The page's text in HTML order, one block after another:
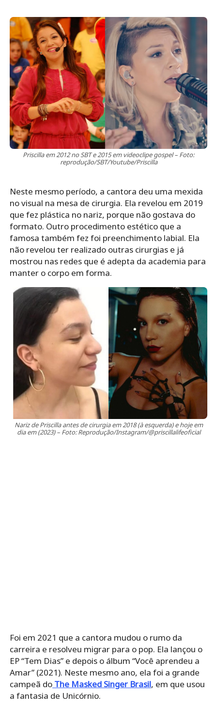
Priscilla em 2012 no SBT e 2015 em videoclipe gospel – Foto:
reprodução/SBT/Youtube/Priscilla
Neste mesmo período, a cantora deu uma mexida
no visual na mesa de cirurgia. Ela revelou em 2019
que fez plástica no nariz, porque não gostava do
formato. Outro procedimento estético que a
famosa também fez foi preenchimento labial. Ela
não revelou ter realizado outras cirurgias e já
mostrou nas redes que é adepta da academia para
manter o corpo em forma.
Nariz de Priscilla antes de cirurgia em 2018 (à esquerda) e hoje em
dia em (2023) – Foto: Reprodução/Instagram/@priscillalifeoficial
Foi em 2021 que a cantora mudou o rumo da
carreira e resolveu migrar para o pop. Ela lançou o
EP “Tem Dias” e depois o álbum “Você aprendeu a
Amar” (2021). Neste mesmo ano, ela foi a grande
campeã do The Masked Singer Brasil, em que usou
a fantasia de Unicórnio.